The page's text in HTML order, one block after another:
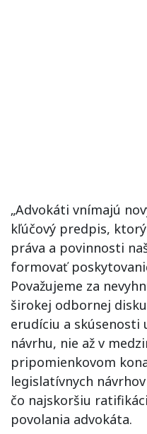
„Advokáti vnímajú
kľúčový predpis,
práva a povinnosti
formovať
Považujeme za
širokej odbornej
erudíciu a skúsenosti
návrhu, nie až v
pripomienkovom
legislatívnych
čo najskoršiu
povolania advokáta.